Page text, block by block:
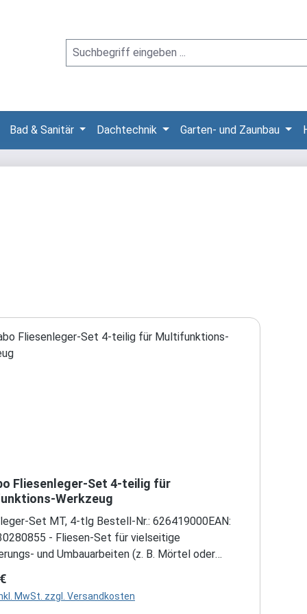
Bad & Sanitär Dachtechnik Garten- und Zaunbau
Fliesenleger-Set 4-teilig für
Werkzeug
Set MT, 4-tlg Bestell-Nr.: 626419000EAN:
- Fliesen-Set für vielseitige
und Umbauarbeiten (z. B. Mörtel oder
ausfräsen, kleinere Ausschnitte in weiche
fräsen)- Set bestehend aus: 1 x
Preis:
MwSt. zzgl. Versandkosten